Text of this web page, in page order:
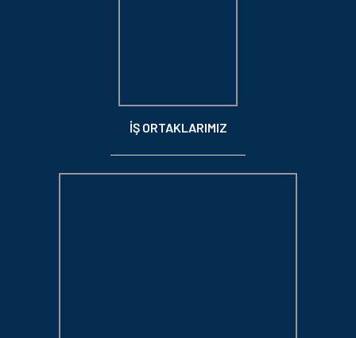
İŞ ORTAKLARIMIZ